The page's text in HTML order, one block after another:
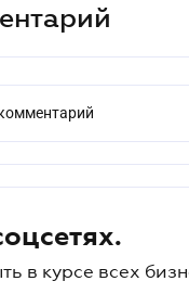
в курсе всех